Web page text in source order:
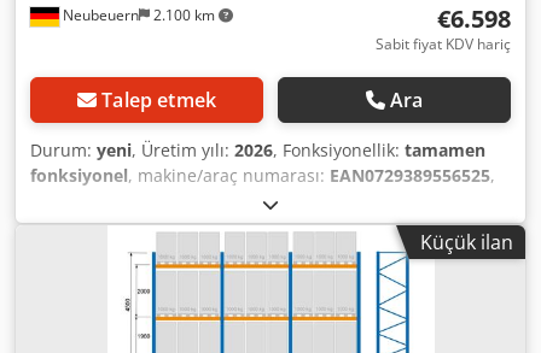
Neubeuern 2.100 km €6.598
Sabit fiyat KDV hariç
Talep etmek Ara
Durum: yeni, Üretim yılı: 2026, Fonksiyonellik: tamamen
fonksiyonel, makine/araç numarası: EAN0729389556525,
her depolama bölümü için taşıma kapasitesi:
toplam uzunluk:45.600 mm, toplam yükseklik:3.500 mm,
raf yüksekliği:3.500 mm, raf sırası sayısı: 8, yük kapasitesi:
, çerçeve yüksekliği:3.500 mm, çerçeve genişliği:
, makas başına yük (maks.): 3.000 kg
45.600 mm, 8 çift bölmeli palet rafı (M35112711-
Küçük ilan